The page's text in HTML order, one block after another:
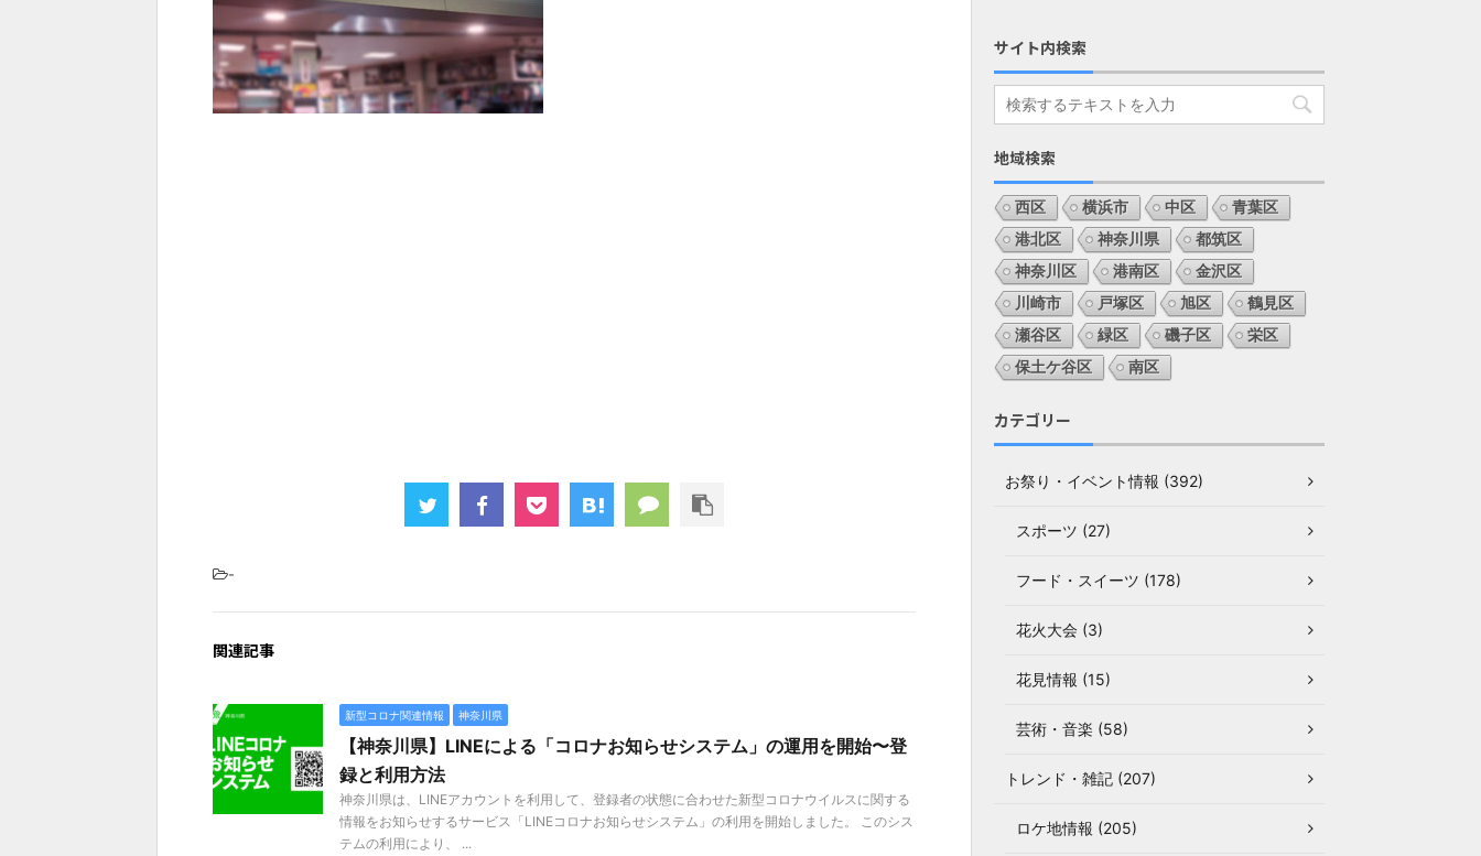
-
関連記事
新型コロナ関連情報 神奈川県
【神奈川県】LINEによる「コロナお知らせシステム」の運用を開始〜登
録と利用方法
神奈川県は、LINEアカウントを利用して、登録者の状態に合わせた新型コロナウイルスに関する
情報をお知らせするサービス「LINEコロナお知らせシステム」の利用を開始しました。 このシス
テムの利用により、 ...
サイト内検索
地域検索
西区 横浜市 中区
青葉区
港北区
神奈川県
都筑区
神奈川区
港南区
金沢区
川崎市
戸塚区 旭区
鶴見区
瀬谷区
緑区 磯子区
栄区
保土ケ谷区
南区
カテゴリー
お祭り・イベント情報 (392)
スポーツ (27)
フード・スイーツ (178)
花火大会 (3)
花見情報 (15)
芸術・音楽 (58)
トレンド・雑記 (207)
ロケ地情報 (205)